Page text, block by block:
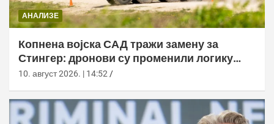
АНАЛИЗЕ
Копнена војска САД тражи замену за
Стингер: дронови су променили логику
ПВО
10. август 2026. | 14:52